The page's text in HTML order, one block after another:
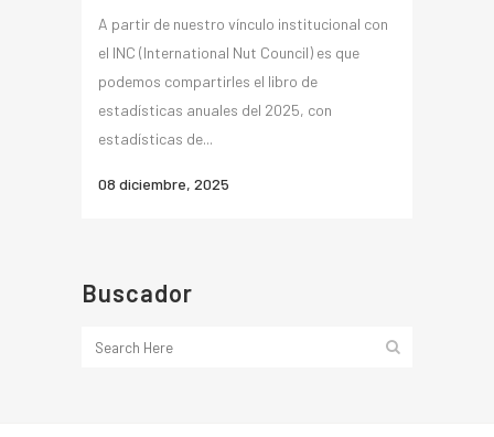
A partir de nuestro vínculo institucional con
el INC (International Nut Council) es que
podemos compartirles el libro de
estadísticas anuales del 2025, con
estadísticas de...
08 diciembre, 2025
Buscador